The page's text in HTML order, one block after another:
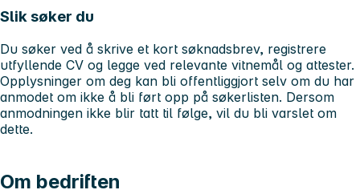
Slik søker du
Du søker ved å skrive et kort søknadsbrev, registrere
utfyllende CV og legge ved relevante vitnemål og attester.
Opplysninger om deg kan bli offentliggjort selv om du har
anmodet om ikke å bli ført opp på søkerlisten. Dersom
anmodningen ikke blir tatt til følge, vil du bli varslet om
dette.
Om bedriften